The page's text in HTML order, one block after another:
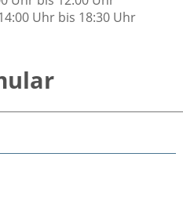
Uhr bis 18:30 Uhr